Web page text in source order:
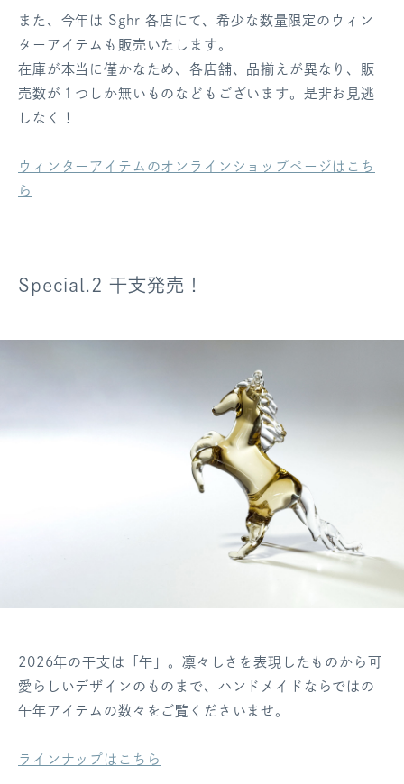
また、今年は Sghr 各店にて、希少な数量限定のウィン
ターアイテムも販売いたします。
在庫が本当に僅かなため、各店舗、品揃えが異なり、販
売数が１つしか無いものなどもございます。是非お見逃
しなく！
ウィンターアイテムのオンラインショップページはこち
ら
Special.2 干支発売！
2026年の干支は「午」。凛々しさを表現したものから可
愛らしいデザインのものまで、ハンドメイドならではの
午年アイテムの数々をご覧くださいませ。
ラインナップはこちら